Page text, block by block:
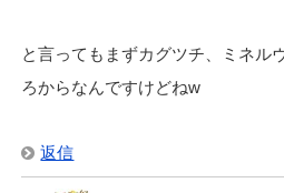
と言ってもまずカグツチ、ミネル
ろからなんですけどねw
返信